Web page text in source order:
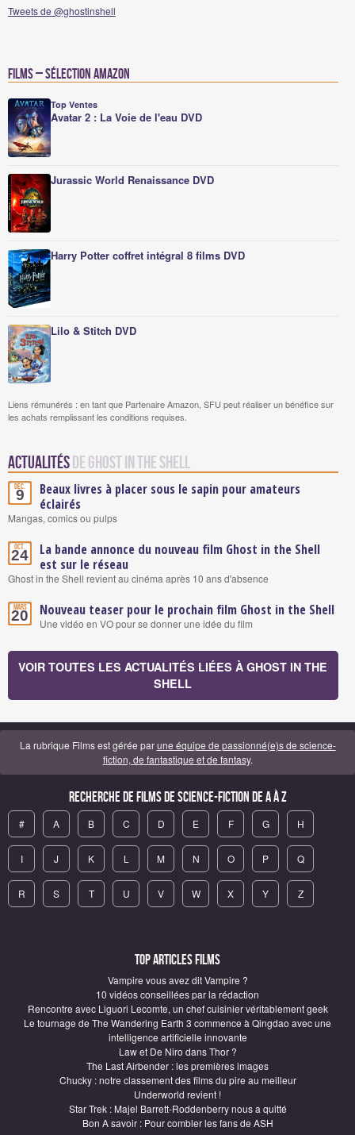
Tweets de @ghostinshell
Films – Sélection Amazon
Top Ventes
Avatar 2 : La Voie de l'eau DVD
Jurassic World Renaissance DVD
Harry Potter coffret intégral 8 films DVD
Lilo & Stitch DVD
Liens rémunérés : en tant que Partenaire Amazon, SFU peut réaliser un bénéfice sur
les achats remplissant les conditions requises.
Actualités de Ghost in the Shell
Déc.
9
Beaux livres à placer sous le sapin pour amateurs
éclairés
Mangas, comics ou pulps
Oct.
24
La bande annonce du nouveau film Ghost in the Shell
est sur le réseau
Ghost in the Shell revient au cinéma après 10 ans d'absence
Mars
20 Nouveau teaser pour le prochain film Ghost in the Shell
Une vidéo en VO pour se donner une idée du film
VOIR TOUTES LES ACTUALITÉS LIÉES À GHOST IN THE
SHELL
La rubrique Films est gérée parune équipe de passionné(e)s de science-
fiction, de fantastique et de fantasy.
Recherche de Films de science-fiction de A à Z
# A B C D E F G H
I J K L M N O P Q
R S T U V W X Y Z
Top articles Films
Vampire vous avez dit Vampire ?
10 vidéos conseillées par la rédaction
Rencontre avec Liguori Lecomte, un chef cuisinier véritablement geek
Le tournage de The Wandering Earth 3 commence à Qingdao avec une
intelligence artificielle innovante
Law et De Niro dans Thor ?
The Last Airbender : les premières images
Chucky : notre classement des films du pire au meilleur
Underworld revient !
Star Trek : Majel Barrett-Roddenberry nous a quitté
Bon A savoir : Pour combler les fans de ASH